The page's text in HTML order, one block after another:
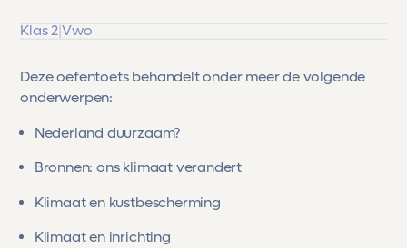
Klas 2|Vwo
Deze oefentoets behandelt onder meer de volgende
onderwerpen:
Nederland duurzaam?
Bronnen: ons klimaat verandert
Klimaat en kustbescherming
Klimaat en inrichting